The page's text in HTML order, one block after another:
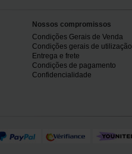
Nossos compromissos
Condições Gerais de Venda
Condições gerais de utilização
Entrega e frete
Condições de pagamento
Confidencialidade